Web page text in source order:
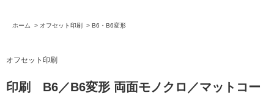
ホーム > オフセット印刷 > B6・B6変形
オフセット印刷
印刷 B6／B6変形 両面モノクロ／マットコー